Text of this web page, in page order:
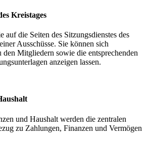
Kreistages
auf die Seiten des Sitzungsdienstes des
Ausschüsse. Sie können sich
Mitgliedern sowie die entsprechenden
anzeigen lassen.
und Haushalt werden die zentralen
zu Zahlungen, Finanzen und Vermögen